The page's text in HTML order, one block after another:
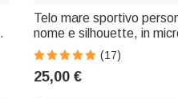
Telo mare sportivo
nome e silhouette, in
asciugatura rapida -
compleanno per amanti di
(17)
25,00 €